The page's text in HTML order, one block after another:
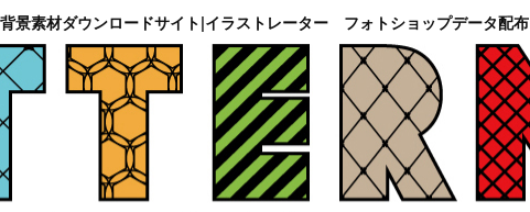
景素材ダウンロードサイト|イラストレーター フォトショップデータ配布